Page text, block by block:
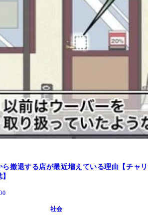
ら撤退する店が最近増えている理由【チャリ
社会